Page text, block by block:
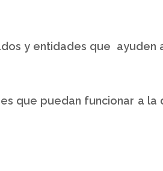
y entidades que
que puedan funcionar a